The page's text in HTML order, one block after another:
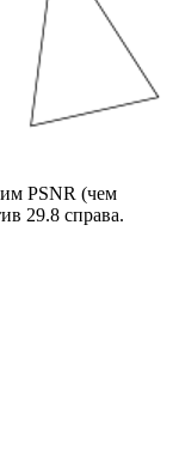
PSNR (чем
29.8 справа.